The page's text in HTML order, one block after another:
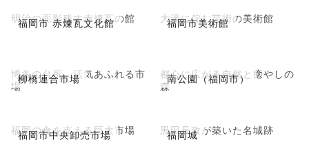
福岡市 赤煉瓦文化館
明治の面影残す赤煉瓦の館 福岡市美術館
大濠に佇む芸術の美術館
柳橋連合市場
博多の台所、活気あふれる市
場
南公園（福岡市）
都心に広がる自然と癒やしの
森
福岡市中央卸売市場
福岡の食を支える巨大市場 福岡城
黒田長政が築いた名城跡